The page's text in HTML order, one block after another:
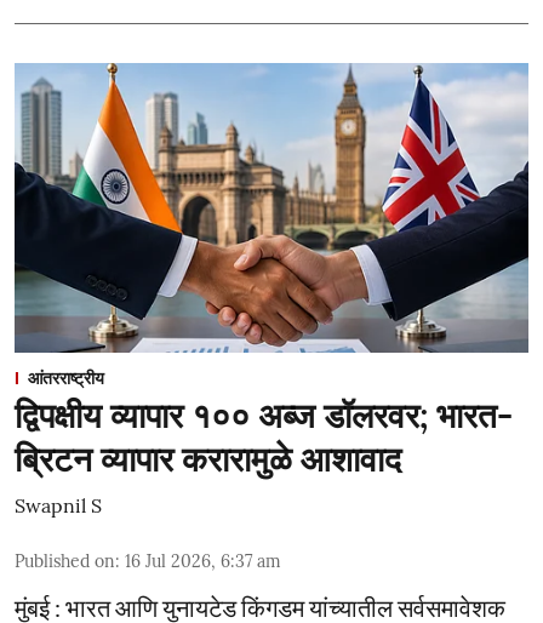
आंतरराष्ट्रीय
द्विपक्षीय व्यापार १०० अब्ज डॉलरवर; भारत-
ब्रिटन व्यापार करारामुळे आशावाद
Swapnil S
Published on: 16 Jul 2026, 6:37 am
मुंबई : भारत आणि युनायटेड किंगडम यांच्यातील सर्वसमावेशक